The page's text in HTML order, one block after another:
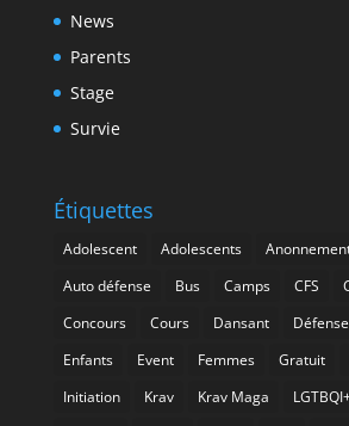
News
Parents
Stage
Survie
Étiquettes
Adolescent Adolescents
Auto défense
Bus Camps CFS
Concours
Cours Dansant Défense
Enfants
Event Femmes Gratuit
Initiation
Krav Krav Maga